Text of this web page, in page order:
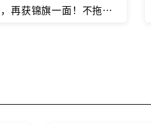
调解成功，再获锦旗一面！不拖、不耗、不撕破脸，元甲专业律师帮你谈出满意结果。